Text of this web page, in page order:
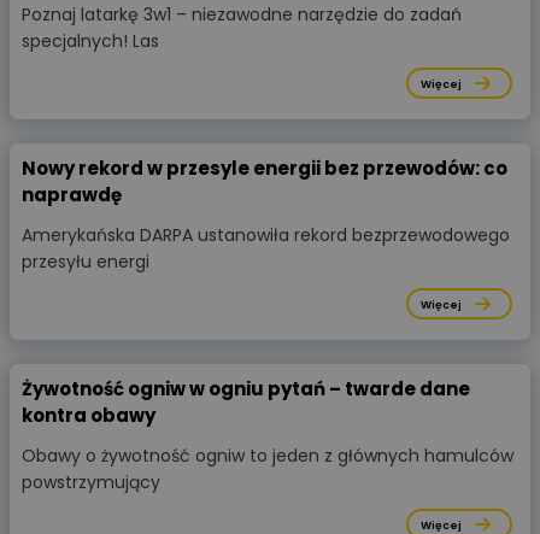
Poznaj latarkę 3w1 – niezawodne narzędzie do zadań
specjalnych! Las
Więcej
Nowy rekord w przesyle energii bez przewodów: co
naprawdę
Amerykańska DARPA ustanowiła rekord bezprzewodowego
przesyłu energi
Więcej
Żywotność ogniw w ogniu pytań – twarde dane
kontra obawy
Obawy o żywotność ogniw to jeden z głównych hamulców
powstrzymujący
Więcej